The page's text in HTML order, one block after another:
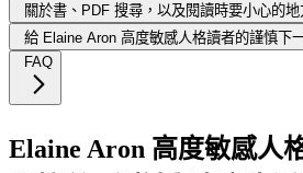
關於書、PDF 搜尋，以及閱讀時要小心的地
給 Elaine Aron 高度敏感人格讀者的謹慎下
FAQ
Elaine Aron 高度敏感人